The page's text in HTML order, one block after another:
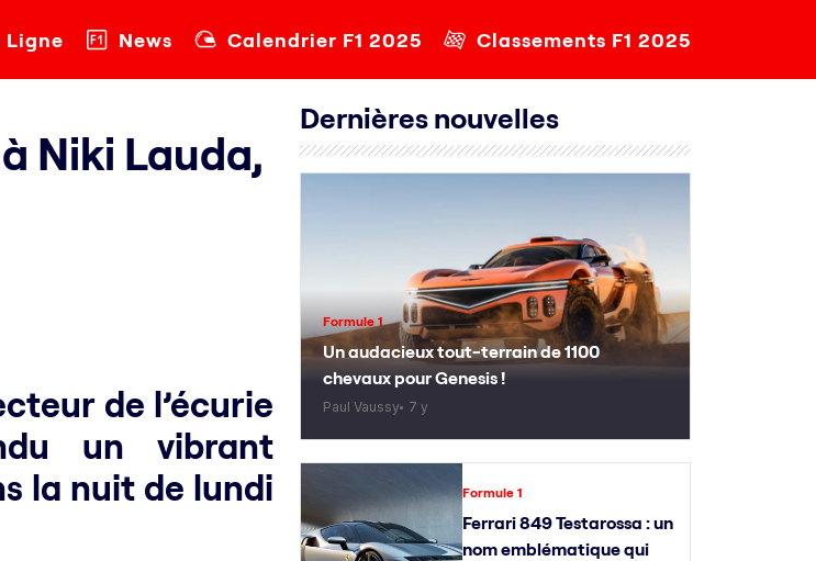
Ligne News Calendrier F1 2025 Classements F1 2025
Niki Lauda,
de l’écurie
un vibrant
la nuit de lundi
Dernières nouvelles
Formule 1
Un audacieux tout-terrain de 1100
chevaux pour Genesis !
Paul Vaussy 7 y
Formule 1
Ferrari 849 Testarossa : un
nom emblématique qui